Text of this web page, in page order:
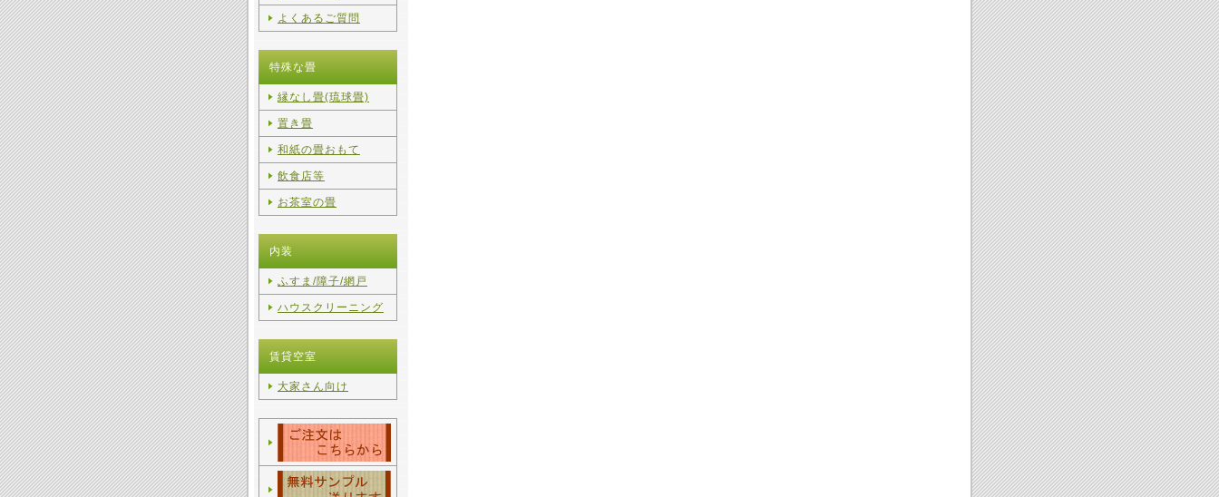
よくあるご質問
特殊な畳
縁なし畳(琉球畳)
置き畳
和紙の畳おもて
飲食店等
お茶室の畳
内装
ふすま/障子/網戸
ハウスクリーニング
賃貸空室
大家さん向け